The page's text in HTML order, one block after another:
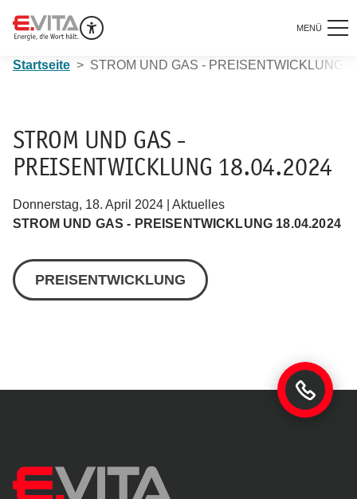
MENÜ
Startseite STROM UND GAS - PREISENTWICKLUNG
STROM UND GAS -
PREISENTWICKLUNG 18.04.2024
Donnerstag, 18. April 2024 | Aktuelles
STROM UND GAS - PREISENTWICKLUNG 18.04.2024
PREISENTWICKLUNG